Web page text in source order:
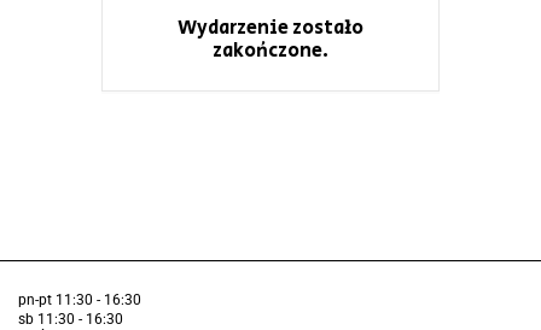
Wydarzenie zostało
zakończone.
pn-pt 11:30 - 16:30
sb 11:30 - 16:30